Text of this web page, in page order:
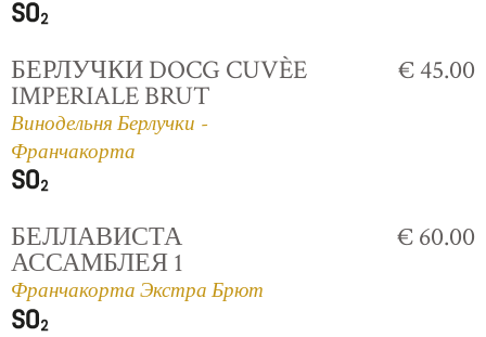
БЕРЛУЧКИ DOCG CUVÈE
IMPERIALE BRUT
Винодельня Берлучки -
Франчакорта
€ 45.00
БЕЛЛАВИСТА
АССАМБЛЕЯ 1
Франчакорта Экстра Брют
€ 60.00